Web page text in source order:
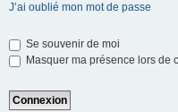
J’ai oublié mon mot de passe
Se souvenir de moi
Masquer ma présence lors de